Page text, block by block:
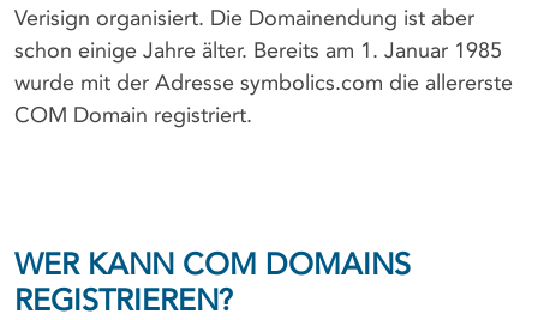
Verisign organisiert. Die Domainendung ist aber
schon einige Jahre älter. Bereits am 1. Januar 1985
wurde mit der Adresse symbolics.com die allererste
COM Domain registriert.
WER KANN COM DOMAINS
REGISTRIEREN?